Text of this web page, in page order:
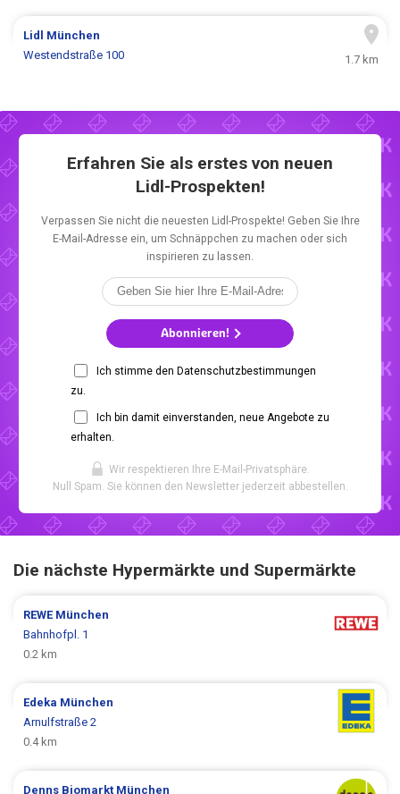
Lidl München
Westendstraße 100
1.7 km
Erfahren Sie als erstes von neuen
Lidl-Prospekten!
Verpassen Sie nicht die neuesten Lidl-Prospekte! Geben Sie Ihre
E-Mail-Adresse ein, um Schnäppchen zu machen oder sich
inspirieren zu lassen.
Abonnieren!
Ich stimme den Datenschutzbestimmungen
zu.
Ich bin damit einverstanden, neue Angebote zu
erhalten.
Wir respektieren Ihre E-Mail-Privatsphäre.
Null Spam. Sie können den Newsletter jederzeit abbestellen.
Die nächste Hypermärkte und Supermärkte
REWE München
Bahnhofpl. 1
0.2 km
Edeka München
Arnulfstraße 2
0.4 km
Denns Biomarkt München